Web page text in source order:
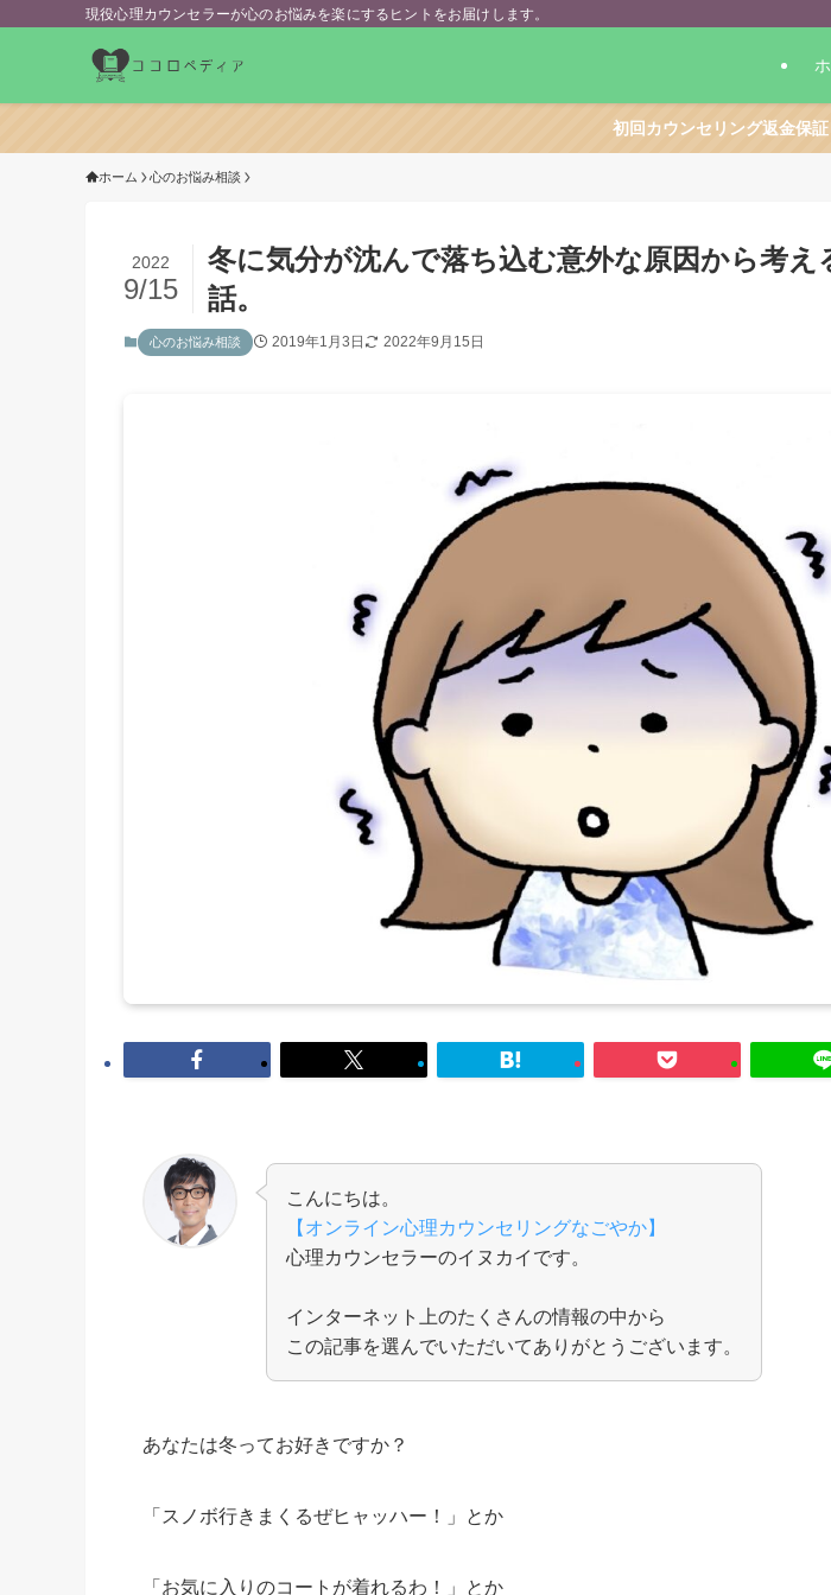
現役心理カウンセラーが心のお悩みを楽にするヒントをお届けします。
初回カウンセリング返金保証
ホーム 心のお悩み相談
冬に気分が沈んで落ち込む意外な原因から考え
話。
2022
9/15
心のお悩み相談 2019年1月3日 2022年9月15日
こんにちは。
【オンライン心理カウンセリングなごやか】
心理カウンセラーのイヌカイです。
インターネット上のたくさんの情報の中から
この記事を選んでいただいてありがとうございます。
あなたは冬ってお好きですか？
「スノボ行きまくるぜヒャッハー！」とか
「お気に入りのコートが着れるわ！」とか